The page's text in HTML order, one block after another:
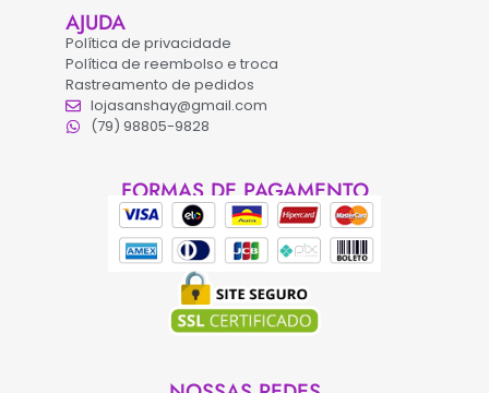
AJUDA
Política de privacidade
Política de reembolso e troca
Rastreamento de pedidos
lojasanshay@gmail.com
(79) 98805-9828
FORMAS DE PAGAMENTO